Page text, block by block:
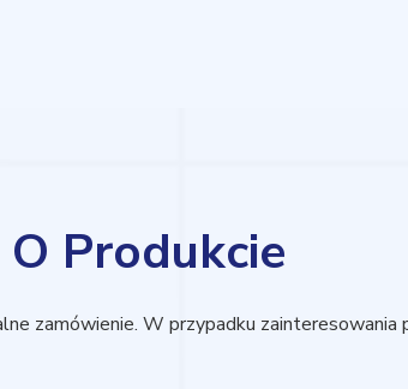
O Produkcie
zamówienie. W przypadku